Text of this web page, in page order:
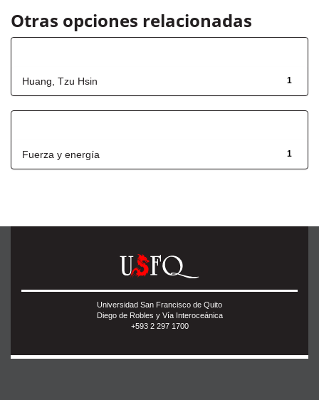
Otras opciones relacionadas
1
Huang, Tzu Hsin
1
Fuerza y energía
Universidad San Francisco de Quito
Diego de Robles y Vía Interoceánica
+593 2 297 1700